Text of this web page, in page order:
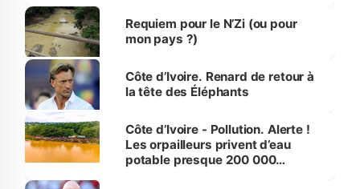
Requiem pour le N’Zi (ou pour
mon pays ?)
Côte d’Ivoire. Renard de retour à
la tête des Éléphants
Côte d’Ivoire - Pollution. Alerte !
Les orpailleurs privent d’eau
potable presque 200 000